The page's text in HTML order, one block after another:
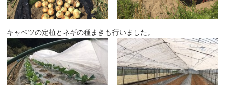
キャベツの定植とネギの種まきも行いました。